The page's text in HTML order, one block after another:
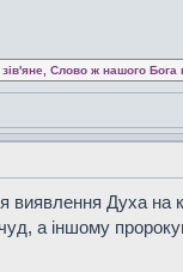
Слово ж нашого Бога
виявлення Духа на
а іншому